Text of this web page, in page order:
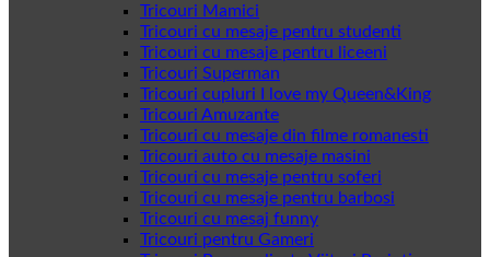
Tricouri Mamici
Tricouri cu mesaje pentru studenti
Tricouri cu mesaje pentru liceeni
Tricouri Superman
Tricouri cupluri I love my Queen&King
Tricouri Amuzante
Tricouri cu mesaje din filme romanesti
Tricouri auto cu mesaje masini
Tricouri cu mesaje pentru soferi
Tricouri cu mesaje pentru barbosi
Tricouri cu mesaj funny
Tricouri pentru Gameri